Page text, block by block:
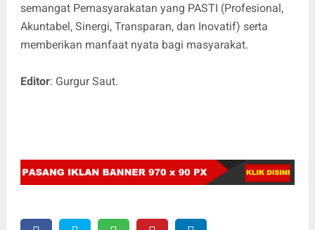
semangat Pemasyarakatan yang PASTI (Profesional,
Akuntabel, Sinergi, Transparan, dan Inovatif) serta
memberikan manfaat nyata bagi masyarakat.
Editor: Gurgur Saut.